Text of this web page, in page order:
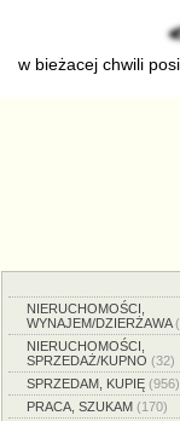
w bieżacej chwili
NIERUCHOMOŚCI,
WYNAJEM/DZIERŻAWA
NIERUCHOMOŚCI,
SPRZEDAŻ/KUPNO (32)
SPRZEDAM, KUPIĘ (956)
PRACA, SZUKAM (170)